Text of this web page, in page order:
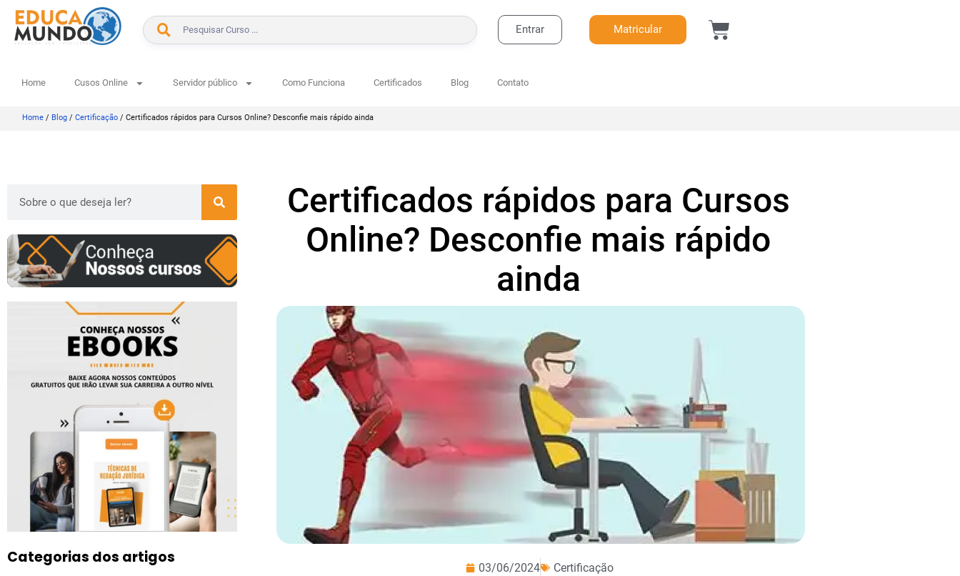
BUSCAR Entrar Matricular
Home Cusos Online Servidor público Como Funciona Certificados Blog Contato
Home / Blog / Certificação / Certificados rápidos para Cursos Online? Desconfie mais rápido ainda
Categorias dos artigos
Certificados rápidos para Cursos
Online? Desconfie mais rápido
ainda
03/06/2024 Certificação